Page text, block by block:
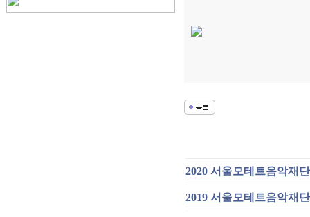
2020 서울모테트음악재
2019 서울모테트음악재